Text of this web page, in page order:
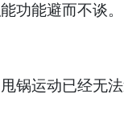
功能避而不谈。
锅运动已经无法